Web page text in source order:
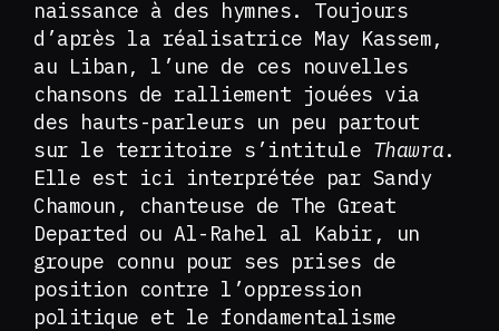
naissance à des hymnes. Toujours
d’après la réalisatrice May Kassem,
au Liban, l’une de ces nouvelles
chansons de ralliement jouées via
des hauts-parleurs un peu partout
sur le territoire s’intitule Thawra.
Elle est ici interprétée par Sandy
Chamoun, chanteuse de The Great
Departed ou Al-Rahel al Kabir, un
groupe connu pour ses prises de
position contre l’oppression
politique et le fondamentalisme